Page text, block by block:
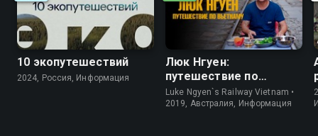
10 экопутешествий
2024, Россия, Информация
Люк Нгуен:
путешествие по
Вьетнаму
Luke Ngyen`s Railway Vietnam •
2019, Австралия, Информация